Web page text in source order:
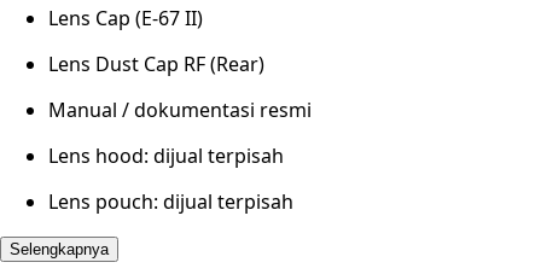
Lens Cap (E-67 II)
Lens Dust Cap RF (Rear)
Manual / dokumentasi resmi
Lens hood: dijual terpisah
Lens pouch: dijual terpisah
Selengkapnya